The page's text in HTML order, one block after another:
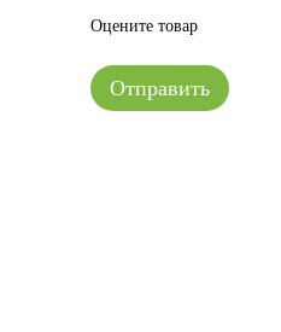
Оцените товар
Отправить